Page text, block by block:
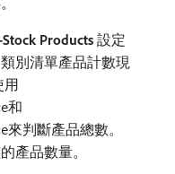
Products ​設定
別清單產品計數現
用
和
來判斷產品總數。
產品數量。